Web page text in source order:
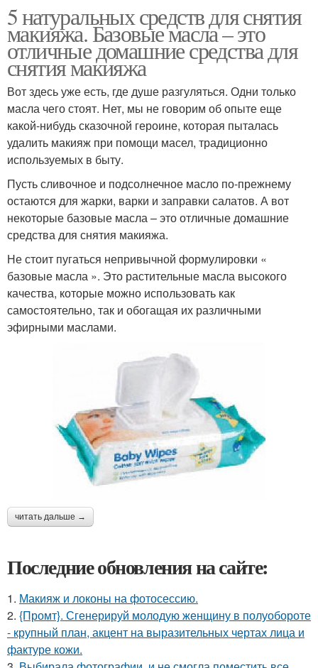
5 натуральных средств для снятия
макияжа. Базовые масла – это
отличные домашние средства для
снятия макияжа
Вот здесь уже есть, где душе разгуляться. Одни только
масла чего стоят. Нет, мы не говорим об опыте еще
какой-нибудь сказочной героине, которая пыталась
удалить макияж при помощи масел, традиционно
используемых в быту.
Пусть сливочное и подсолнечное масло по-прежнему
остаются для жарки, варки и заправки салатов. А вот
некоторые базовые масла – это отличные домашние
средства для снятия макияжа.
Не стоит пугаться непривычной формулировки «
базовые масла ». Это растительные масла высокого
качества, которые можно использовать как
самостоятельно, так и обогащая их различными
эфирными маслами.
читать дальше →
Последние обновления на сайте:
1. Макияж и локоны на фотосессию.
2. {Промт}. Сгенерируй молодую женщину в полуобороте
- крупный план, акцент на выразительных чертах лица и
фактуре кожи.